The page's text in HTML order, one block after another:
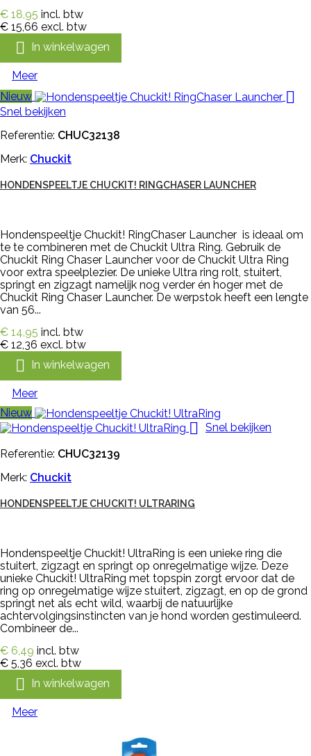
€ 18,95 incl. btw
€ 15,66 excl. btw
 In winkelwagen
Meer
Nieuw

Snel bekijken
Referentie: CHUC32138
Merk: Chuckit
HONDENSPEELTJE CHUCKIT! RINGCHASER LAUNCHER
Hondenspeeltje Chuckit! RingChaser Launcher is ideaal om
te te combineren met de Chuckit Ultra Ring. Gebruik de
Chuckit Ring Chaser Launcher voor de Chuckit Ultra Ring
voor extra speelplezier. De unieke Ultra ring rolt, stuitert,
springt en zigzagt namelijk nog verder én hoger met de
Chuckit Ring Chaser Launcher. De werpstok heeft een lengte
van 56...
€ 14,95 incl. btw
€ 12,36 excl. btw
 In winkelwagen
Meer
Nieuw
 Snel bekijken
Referentie: CHUC32139
Merk: Chuckit
HONDENSPEELTJE CHUCKIT! ULTRARING
Hondenspeeltje Chuckit! UltraRing is een unieke ring die
stuitert, zigzagt en springt op onregelmatige wijze. Deze
unieke Chuckit! UltraRing met topspin zorgt ervoor dat de
ring op onregelmatige wijze stuitert, zigzagt, en op de grond
springt net als echt wild, waarbij de natuurlijke
achtervolgingsinstincten van je hond worden gestimuleerd.
Combineer de...
€ 6,49 incl. btw
€ 5,36 excl. btw
 In winkelwagen
Meer